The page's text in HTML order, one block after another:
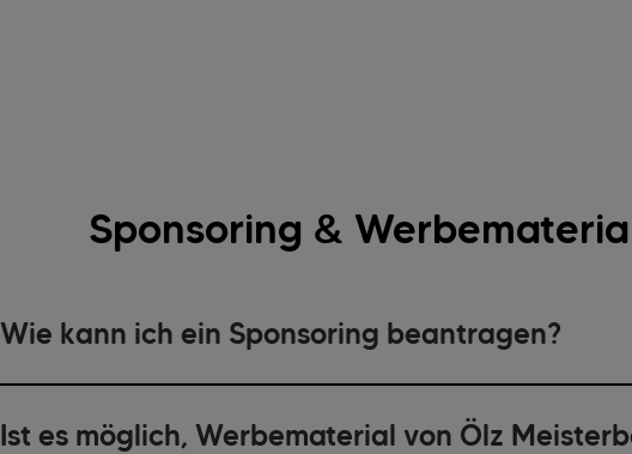
Sponsoring &
Wie kann ich ein Sponsoring beantragen?
Ist es möglich, Werbematerial von Ölz